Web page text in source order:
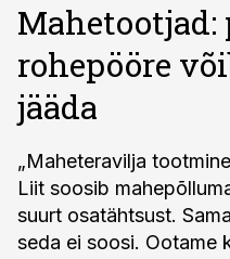
rohepööre
jääda
„Maheteravilja
Liit soosib
suurt osatähtsust.
seda ei soosi. Ootame